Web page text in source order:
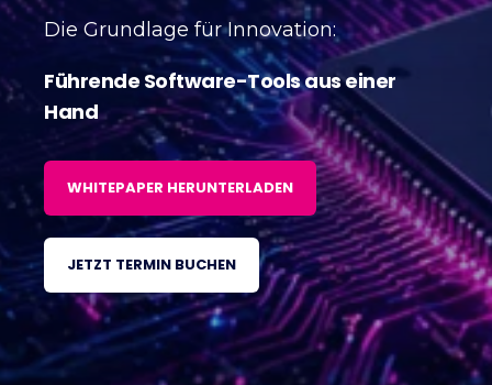
Die Grundlage für Innovation:
Führende Software-Tools aus einer
Hand
WHITEPAPER HERUNTERLADEN
JETZT TERMIN BUCHEN